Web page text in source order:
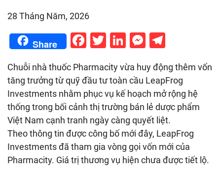
28 Tháng Năm, 2026
Share Facebook
Twitter
LinkedIn
Chuỗi nhà thuốc Pharmacity vừa huy động thêm vốn
tăng trưởng từ quỹ đầu tư toàn cầu LeapFrog
Investments nhằm phục vụ kế hoạch mở rộng hệ
thống trong bối cảnh thị trường bán lẻ dược phẩm
Việt Nam cạnh tranh ngày càng quyết liệt.
Investments đã tham gia vòng gọi vốn mới của